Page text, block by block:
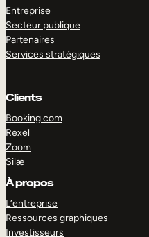
Entreprise
Secteur publique
Partenaires
Services stratégiques
Clients
Booking.com
Rexel
Zoom
Silæ
À propos
L’entreprise
Ressources graphiques
Investisseurs